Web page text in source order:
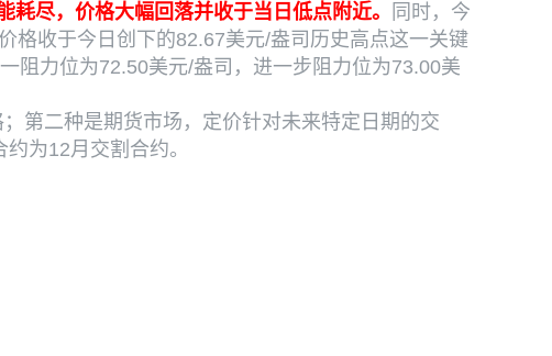
尽，价格大幅回落并收于当日低点附近。
同时，今
格收于今日创下的82.67美元/盎司历史高点这一关键
阻力位为72.50美元/盎司，进一步阻力位为73.00美
第二种是期货市场，定价针对未来特定日期的交
为12月交割合约。